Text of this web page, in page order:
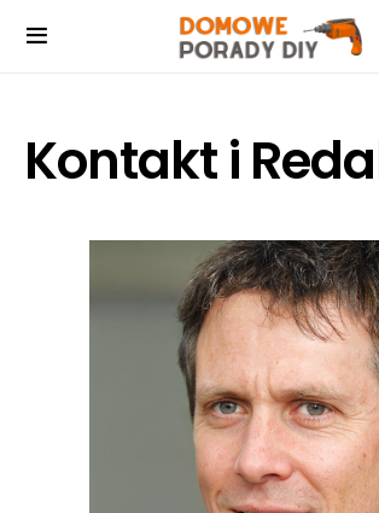
Kontakt i